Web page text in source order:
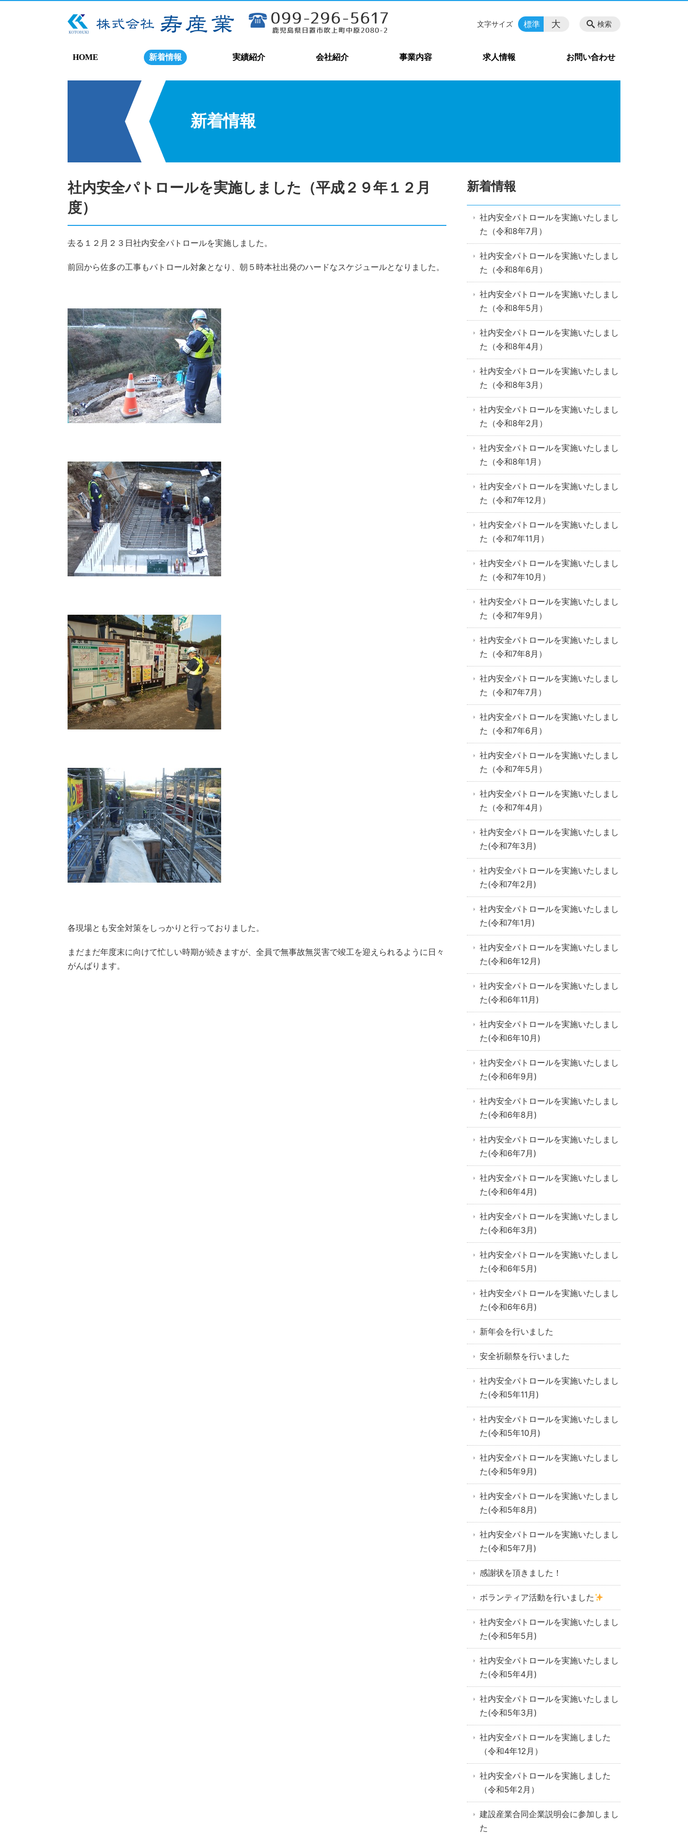
HOME 新着情報 実績紹介 会社紹介 事業内容 求人情報 お問い合わせ
検索
文字サイズ 標準 大
新着情報
社内安全パトロールを実施しました（平成２９年１２月
度）
去る１２月２３日社内安全パトロールを実施しました。
前回から佐多の工事もパトロール対象となり、朝５時本社出発のハードなスケジュールとなりました。
各現場とも安全対策をしっかりと行っておりました。
まだまだ年度末に向けて忙しい時期が続きますが、全員で無事故無災害で竣工を迎えられるように日々
がんばります。
新着情報
社内安全パトロールを実施いたしまし
た（令和8年7月）
社内安全パトロールを実施いたしまし
た（令和8年6月）
社内安全パトロールを実施いたしまし
た（令和8年5月）
社内安全パトロールを実施いたしまし
た（令和8年4月）
社内安全パトロールを実施いたしまし
た（令和8年3月）
社内安全パトロールを実施いたしまし
た（令和8年2月）
社内安全パトロールを実施いたしまし
た（令和8年1月）
社内安全パトロールを実施いたしまし
た（令和7年12月）
社内安全パトロールを実施いたしまし
た（令和7年11月）
社内安全パトロールを実施いたしまし
た（令和7年10月）
社内安全パトロールを実施いたしまし
た（令和7年9月）
社内安全パトロールを実施いたしまし
た（令和7年8月）
社内安全パトロールを実施いたしまし
た（令和7年7月）
社内安全パトロールを実施いたしまし
た（令和7年6月）
社内安全パトロールを実施いたしまし
た（令和7年5月）
社内安全パトロールを実施いたしまし
た（令和7年4月）
社内安全パトロールを実施いたしまし
た(令和7年3月)
社内安全パトロールを実施いたしまし
た(令和7年2月)
社内安全パトロールを実施いたしまし
た(令和7年1月)
社内安全パトロールを実施いたしまし
た(令和6年12月)
社内安全パトロールを実施いたしまし
た(令和6年11月)
社内安全パトロールを実施いたしまし
た(令和6年10月)
社内安全パトロールを実施いたしまし
た(令和6年9月)
社内安全パトロールを実施いたしまし
た(令和6年8月)
社内安全パトロールを実施いたしまし
た(令和6年7月)
社内安全パトロールを実施いたしまし
た(令和6年4月)
社内安全パトロールを実施いたしまし
た(令和6年3月)
社内安全パトロールを実施いたしまし
た(令和6年5月)
社内安全パトロールを実施いたしまし
た(令和6年6月)
新年会を行いました
安全祈願祭を行いました
社内安全パトロールを実施いたしまし
た(令和5年11月)
社内安全パトロールを実施いたしまし
た(令和5年10月)
社内安全パトロールを実施いたしまし
た(令和5年9月)
社内安全パトロールを実施いたしまし
た(令和5年8月)
社内安全パトロールを実施いたしまし
た(令和5年7月)
感謝状を頂きました！
ボランティア活動を行いました
社内安全パトロールを実施いたしまし
た(令和5年5月)
社内安全パトロールを実施いたしまし
た(令和5年4月)
社内安全パトロールを実施いたしまし
た(令和5年3月)
社内安全パトロールを実施しました
（令和4年12月）
社内安全パトロールを実施しました
（令和5年2月）
建設産業合同企業説明会に参加しまし
た